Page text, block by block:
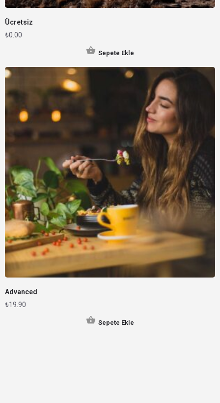
Ücretsiz
₺0.00
Sepete Ekle
Advanced
₺19.90
Sepete Ekle